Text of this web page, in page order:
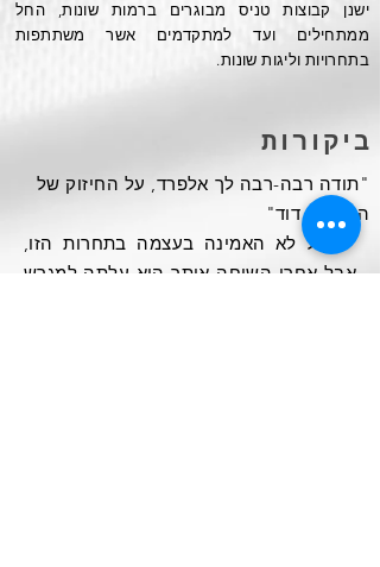
ישנן קבוצות טניס מבוגרים ברמות שונות, החל
ממתחילים ועד למתקדמים אשר משתתפות
בתחרויות וליגות שונות.
ביקורות
"תודה רבה-רבה לך אלפרד, על החיזוק של
הבן שלי דוד"
"ניקול לא האמינה בעצמה בתחרות הזו,
אבל אחרי השיחה איתך היא עלתה למגרש